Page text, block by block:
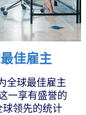
佳雇主
全球最佳雇主
一享有盛誉的
球领先的统计